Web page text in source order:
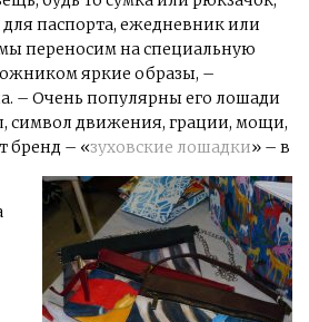
паспорта, ежедневник или
переносим на специальную
яркие образы, –
– Очень популярны его лошади
символ движения, грации, мощи,
бренд – «зуховские лошадки» – в